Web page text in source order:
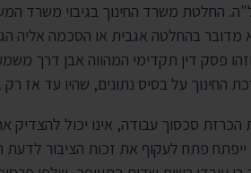
החלטת משרד החינוך בגיבוי משרד
מדובר בהחלטה אגבית או הסכמה אליה
פסק דין תקדימי המהווה אבן דרך
החינוך על בסיס נתונים, שהיו עד אז
הכרזת סכסוך עבודה, אינו יכול להצדיק
פתח לעקוף את זכות הציבור לדעת